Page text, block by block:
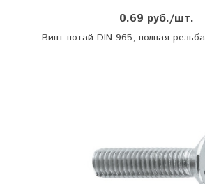
0.69 руб./шт.
Винт потай DIN 965, полная